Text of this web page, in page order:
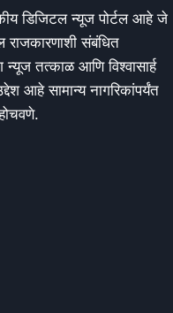
डिजिटल न्यूज पोर्टल आहे जे
राजकारणाशी संबंधित
न्यूज तत्काळ आणि विश्वासार्ह
आहे सामान्य नागरिकांपर्यंत